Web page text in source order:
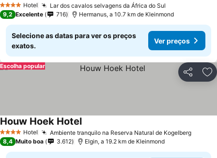
4 EstrelasHotel Lar dos cavalos selvagens da África do Sul
9,2 Excelente 716 Hermanus, a 10.7 km de Kleinmond
Selecione as datas para ver os preços
exatos.
Ver preços
Partilhar
Escolha popular
4 EstrelasHotel Ambiente tranquilo na Reserva Natural de Kogelberg
Houw Hoek Hotel
8,4 Muito boa 3.612 Elgin, a 19.2 km de Kleinmond